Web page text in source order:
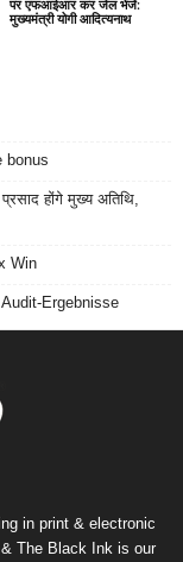
पर एफआईआर कर जेल भेजें:
मुख्यमंत्री योगी आदित्यनाथ
bonus
होंगे मुख्य अतिथि,
Win
Ergebnisse
in print & electronic
The Black Ink is our